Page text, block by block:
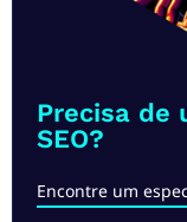
Precisa de
SEO?
Encontre um